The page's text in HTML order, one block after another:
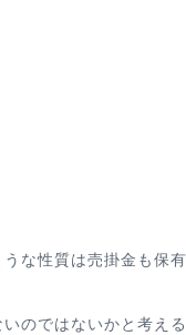
な性質は売掛金も保
のではないかと考え